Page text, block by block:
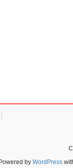
by WordPress